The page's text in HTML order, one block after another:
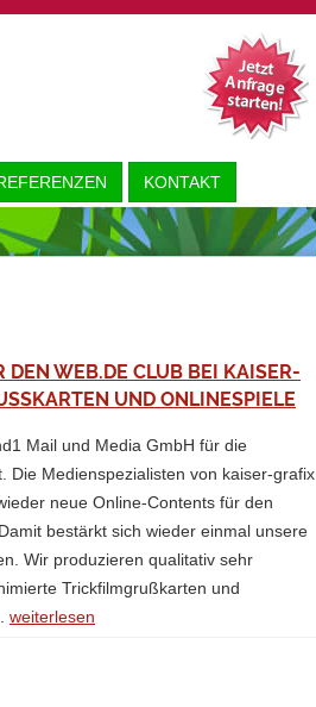
KONTAKT
DEN WEB.DE CLUB BEI KAISER-
UND ONLINESPIELE
Mail und Media GmbH für die
Die Medienspezialisten von kaiser-grafix
neue Online-Contents für den
bestärkt sich wieder einmal unsere
Wir produzieren qualitativ sehr
Trickfilmgrußkarten und
weiterlesen